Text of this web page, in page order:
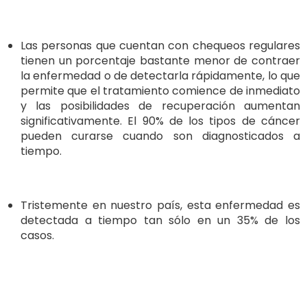
Las personas que cuentan con chequeos regulares
tienen un porcentaje bastante menor de contraer
la enfermedad o de detectarla rápidamente, lo que
permite que el tratamiento comience de inmediato
y las posibilidades de recuperación aumentan
significativamente. El 90% de los tipos de cáncer
pueden curarse cuando son diagnosticados a
tiempo.
Tristemente en nuestro país, esta enfermedad es
detectada a tiempo tan sólo en un 35% de los
casos.